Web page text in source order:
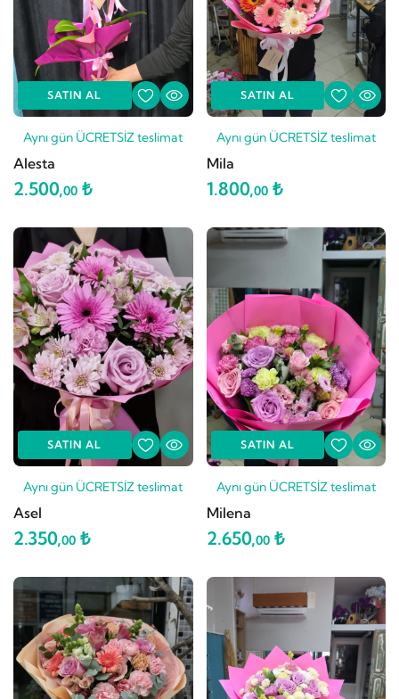
SATIN AL
Aynı gün ÜCRETSİZ teslimat
Alesta
2.500,00 ₺
SATIN AL
Aynı gün ÜCRETSİZ teslimat
Mila
1.800,00₺
SATIN AL
Aynı gün ÜCRETSİZ teslimat
Asel
2.350,00 ₺
SATIN AL
Aynı gün ÜCRETSİZ teslimat
Milena
2.650,00₺